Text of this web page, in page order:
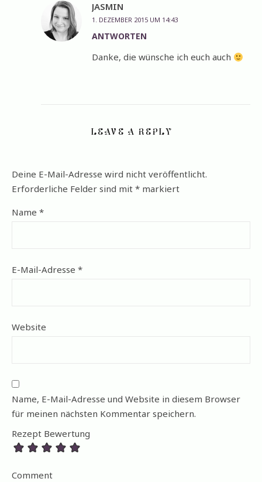
JASMIN
1. DEZEMBER 2015 UM 14:43
ANTWORTEN
Danke, die wünsche ich euch auch
LEAVE A REPLY
Deine E-Mail-Adresse wird nicht veröffentlicht.
Erforderliche Felder sind mit * markiert
Name *
E-Mail-Adresse *
Website
Name, E-Mail-Adresse und Website in diesem Browser
für meinen nächsten Kommentar speichern.
Rezept Bewertung
Comment